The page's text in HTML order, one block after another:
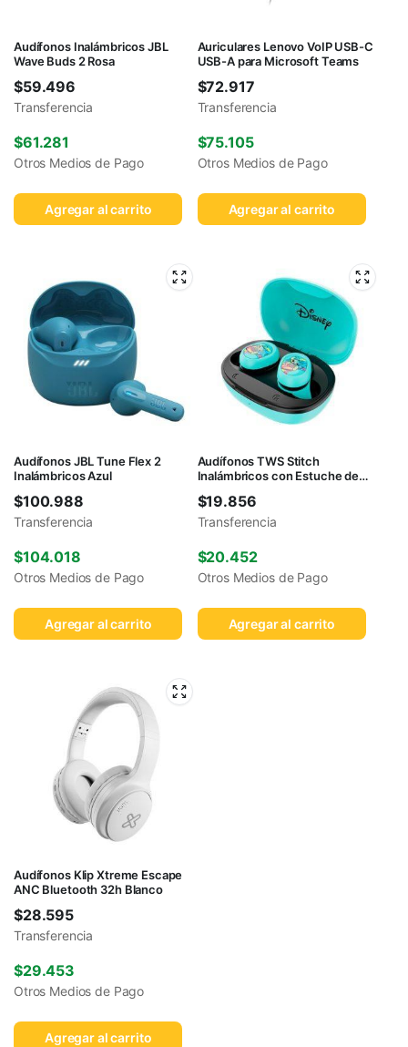
Audífonos Inalámbricos JBL
Wave Buds 2 Rosa
$59.496
Transferencia
$61.281
Otros Medios de Pago
Agregar al carrito
Auriculares Lenovo VoIP USB-C
USB-A para Microsoft Teams
$72.917
Transferencia
$75.105
Otros Medios de Pago
Agregar al carrito
Audífonos JBL Tune Flex 2
Inalámbricos Azul
$100.988
Transferencia
$104.018
Otros Medios de Pago
Agregar al carrito
Audífonos TWS Stitch
Inalámbricos con Estuche de
$19.856
Transferencia
$20.452
Otros Medios de Pago
Agregar al carrito
Audífonos Klip Xtreme Escape
ANC Bluetooth 32h Blanco
$28.595
Transferencia
$29.453
Otros Medios de Pago
Agregar al carrito